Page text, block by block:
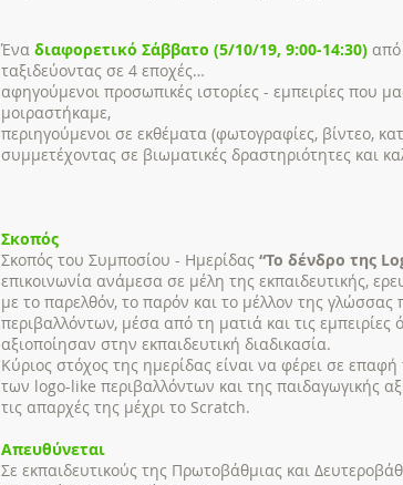
Ένα διαφορετικό Σάββατο (5/10/19, 9:00-14:30)
ταξιδεύοντας σε 4 εποχές…
αφηγούμενοι προσωπικές ιστορίες - εμπειρίες που
μοιραστήκαμε,
περιηγούμενοι σε εκθέματα (φωτογραφίες, βίντεο,
συμμετέχοντας σε βιωματικές δραστηριότητες και
Σκοπός
Σκοπός του Συμποσίου - Ημερίδας “Το δένδρο της
επικοινωνία ανάμεσα σε μέλη της εκπαιδευτικής,
με το παρελθόν, το παρόν και το μέλλον της
περιβαλλόντων, μέσα από τη ματιά και τις
αξιοποίησαν στην εκπαιδευτική διαδικασία.
Κύριος στόχος της ημερίδας είναι να φέρει σε
των logo-like περιβαλλόντων και της παιδαγωγικής
τις απαρχές της μέχρι το Scratch.
Απευθύνεται
Σε εκπαιδευτικούς της Πρωτοβάθμιας και